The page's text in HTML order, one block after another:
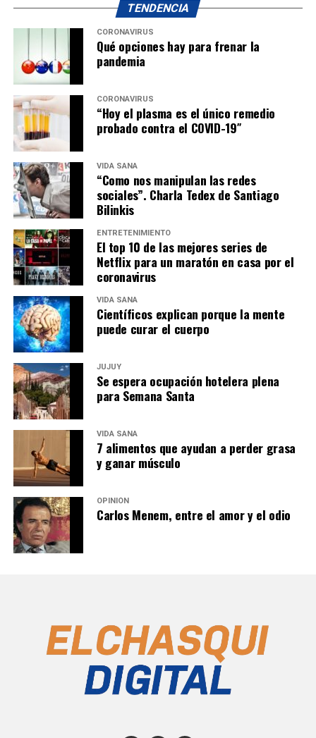
TENDENCIA
CORONAVIRUS
Qué opciones hay para frenar la
pandemia
CORONAVIRUS
“Hoy el plasma es el único remedio
probado contra el COVID-19″
VIDA SANA
“Como nos manipulan las redes
sociales”. Charla Tedex de Santiago
Bilinkis
ENTRETENIMIENTO
El top 10 de las mejores series de
Netflix para un maratón en casa por el
coronavirus
VIDA SANA
Científicos explican porque la mente
puede curar el cuerpo
JUJUY
Se espera ocupación hotelera plena
para Semana Santa
VIDA SANA
7 alimentos que ayudan a perder grasa
y ganar músculo
OPINIÓN
Carlos Menem, entre el amor y el odio